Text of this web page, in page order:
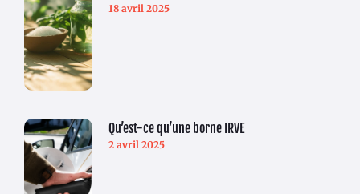
18 avril 2025
Qu’est-ce qu’une borne IRVE
2 avril 2025